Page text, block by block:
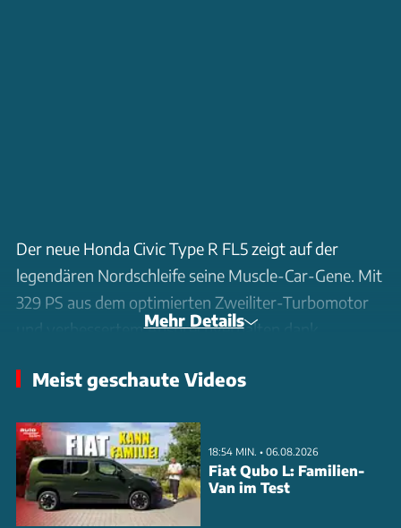
Der neue Honda Civic Type R FL5 zeigt auf der
legendären Nordschleife seine Muscle-Car-Gene. Mit
329 PS aus dem optimierten Zweiliter-Turbomotor
und verbessertem Ansprechverhalten dank
den bisherigen Rekord. Das adaptive Fahrwerk mit
mechanische Sperrdifferential machen den Type R
zur ultimativen Waffe auf der Rennstrecke. Die
Michelin PS4S in 265er Breite und die optimierte
Aerodynamik mit 60 kg mehr Abtrieb sorgen für
Mehr Details
Meist geschaute Videos
18:54 MIN. • 06.08.2026
Fiat Qubo L: Familien-
Van im Test